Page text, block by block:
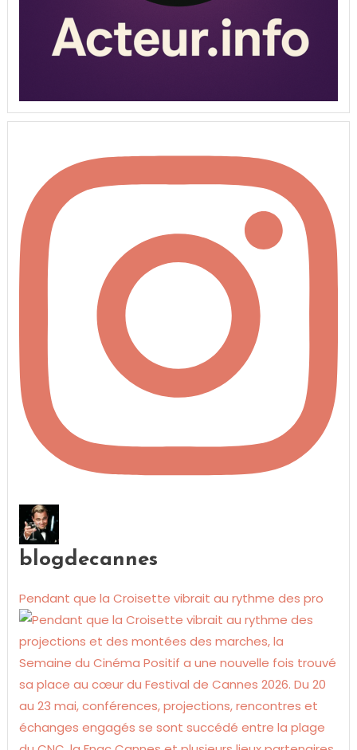
blogdecannes
Pendant que la Croisette vibrait au rythme des pro